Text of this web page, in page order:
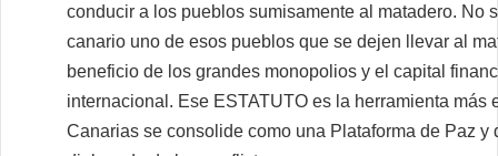
conducir a los pueblos sumisamente al matadero. No
canario uno de esos pueblos que se dejen llevar al
beneficio de los grandes monopolios y el capital
internacional. Ese ESTATUTO es la herramienta más
Canarias se consolide como una Plataforma de Paz y